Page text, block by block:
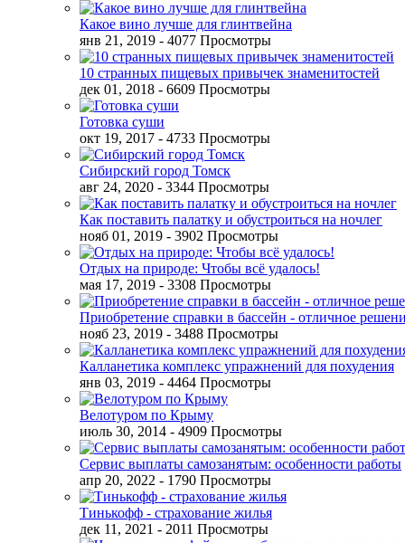
Какое вино лучше для глинтвейна
янв 21, 2019 - 4077 Просмотры
10 странных пищевых привычек знаменитостей
дек 01, 2018 - 6609 Просмотры
Готовка суши
окт 19, 2017 - 4733 Просмотры
Сибирский город Томск
авг 24, 2020 - 3344 Просмотры
Как поставить палатку и обустроиться на ночлег
нояб 01, 2019 - 3902 Просмотры
Отдых на природе: Чтобы всё удалось!
мая 17, 2019 - 3308 Просмотры
Приобретение справки в бассейн - отличное
нояб 23, 2019 - 3488 Просмотры
Калланетика комплекс упражнений для похудения
янв 03, 2019 - 4464 Просмотры
Велотуром по Крыму
июль 30, 2014 - 4909 Просмотры
Сервис выплаты самозанятым: особенности работы
апр 20, 2022 - 1790 Просмотры
Тинькофф - страхование жилья
дек 11, 2021 - 2011 Просмотры